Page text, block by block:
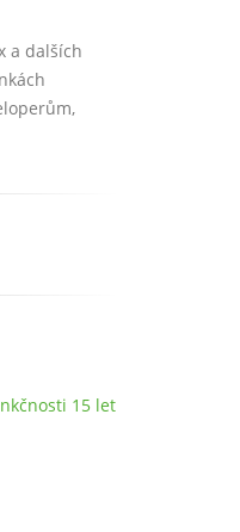
a dalších
15 let